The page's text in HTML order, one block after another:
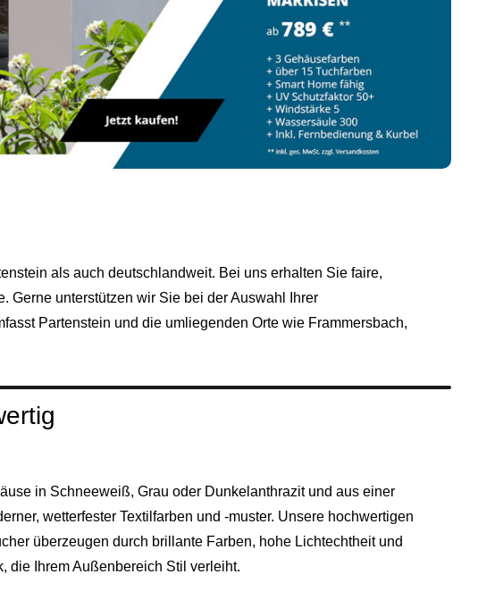
als auch deutschlandweit. Bei uns erhalten Sie faire,
Gerne unterstützen wir Sie bei der Auswahl Ihrer
Partenstein und die umliegenden Orte wie Frammersbach,
in Schneeweiß, Grau oder Dunkelanthrazit und aus einer
wetterfester Textilfarben und -muster. Unsere hochwertigen
überzeugen durch brillante Farben, hohe Lichtechtheit und
die Ihrem Außenbereich Stil verleiht.